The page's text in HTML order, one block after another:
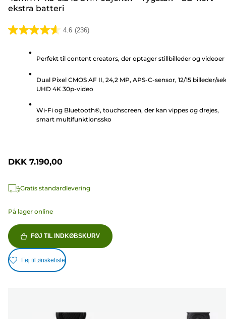
ekstra batteri
4.6 (236)
4.6
stjerner.
anmeldelser
Perfekt til content creators, der optager stillbilleder og videoer
Dual Pixel CMOS AF II, 24,2 MP, APS-C-sensor, 12/15 billeder/
UHD 4K 30p-video
Wi-Fi og Bluetooth®, touchscreen, der kan vippes og drejes,
smart multifunktionssko
DKK 7.190,00
Gratis standardlevering
På lager online
FØJ TIL INDKØBSKURV
Føj til ønskeliste